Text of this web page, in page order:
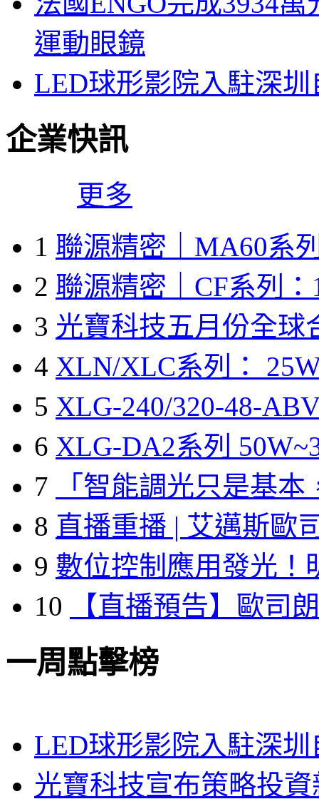
運動眼鏡
LED球形影院入駐深
企業快訊
更多
1 聯源精密｜MA60系
2 聯源精密｜CF系列：
3 光寶科技五月份全球
4 XLN/XLC系列：
5 XLG-240/320-48-
6 XLG-DA2系列
7
「智能調光只是基本
8 直播重播 | 艾邁斯歐
9 數位控制應用發光！
10
【直播預告】歐司
一周點擊榜
LED球形影院入駐深
光寶科技宣布策略投